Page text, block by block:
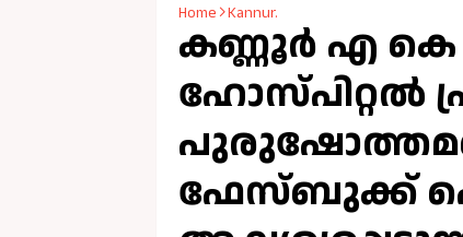
Home Kannur.
കണ്ണൂർ എ കെ
ഹോസ്പിറ്റൽ
ഫേസ്ബുക്ക്